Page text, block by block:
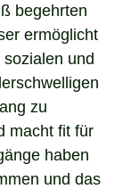
begehrten
ermöglicht
und
zu
macht fit für
haben
und das